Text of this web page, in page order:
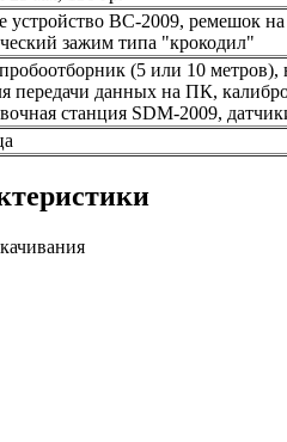
устройство BC-2009, ремешок на
зажим типа "крокодил"
(5 или 10
передачи данных на ПК,
станция SDM-2009,